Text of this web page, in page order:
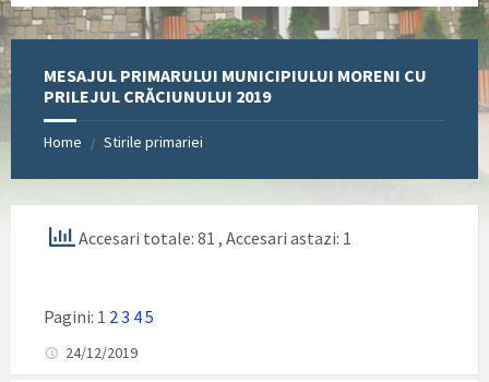
MESAJUL PRIMARULUI MUNICIPIULUI MORENI CU
PRILEJUL CRĂCIUNULUI 2019
Home / Stirile primariei
Accesari totale: 81 , Accesari astazi: 1
Pagini: 1 2 3 45
24/12/2019